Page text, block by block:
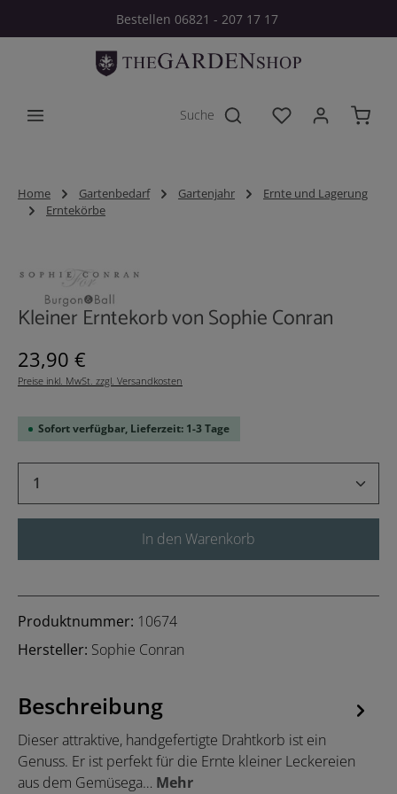
Zum Hauptinhalt springenBestellen 06821 - 207 17 17
Du hast 0
Home Gartenbedarf Gartenjahr
Ernte und Lagerung
Erntekörbe
Kleiner Erntekorb von Sophie Conran
Regulärer Preis:
23,90 €
Preise inkl. MwSt. zzgl. Versandkosten
Sofort verfügbar, Lieferzeit: 1-3 Tage
Produkt Anzahl: Gib den gewünschten
In den Warenkorb
Produktnummer: 10674
Hersteller: Sophie Conran
Beschreibung
Dieser attraktive, handgefertigte Drahtkorb ist ein
Genuss. Er ist perfekt für die Ernte kleiner Leckereien
aus dem Gemüsega… Mehr